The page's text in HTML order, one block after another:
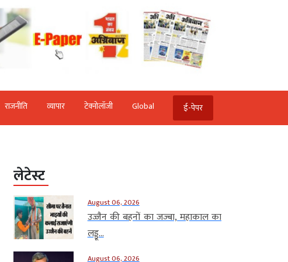
राजनीति व्‍यापार टेक्‍नोलॉजी Global ई-पेपर
लेटेस्ट
August 06, 2026
उज्जैन की बहनों का जज्बा, महाकाल का
लड्डू...
August 06, 2026